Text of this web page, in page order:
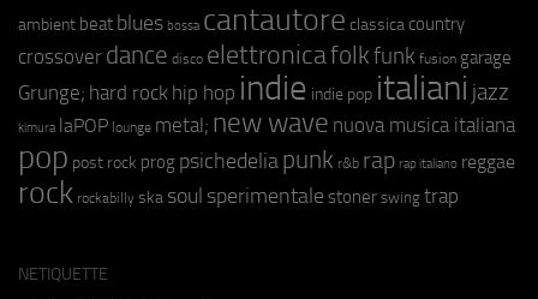
ambient beat blues bossa cantautore classica country
crossover dance disco elettronicafolkfunk fusion garage
Grunge; hard rock hip hop indie indie pop italiani jazz
kimura laPOP lounge metal; new wave nuova musica italiana
pop post rock prog psichedeliapunk r&b rap rap italiano reggae
rock rockabilly ska soul sperimentale stoner swing trap
NETIQUETTE